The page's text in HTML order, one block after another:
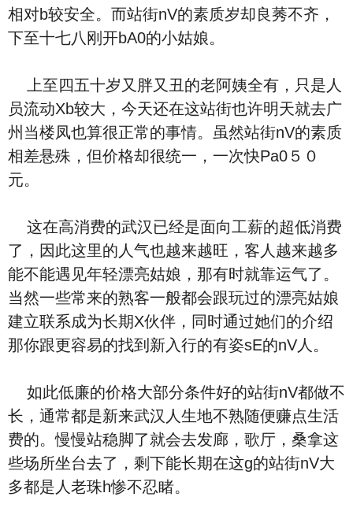
相对b较安全。而站街nV的素质岁却良莠不齐，
下至十七八刚开bA0的小姑娘。
上至四五十岁又胖又丑的老阿姨全有，只是人
员流动Xb较大，今天还在这站街也许明天就去广
州当楼凤也算很正常的事情。虽然站街nV的素质
相差悬殊，但价格却很统一，一次快Pa0５０
元。
这在高消费的武汉已经是面向工薪的超低消费
了，因此这里的人气也越来越旺，客人越来越多
能不能遇见年轻漂亮姑娘，那有时就靠运气了。
当然一些常来的熟客一般都会跟玩过的漂亮姑娘
建立联系成为长期X伙伴，同时通过她们的介绍
那你跟更容易的找到新入行的有姿sE的nV人。
如此低廉的价格大部分条件好的站街nV都做不
长，通常都是新来武汉人生地不熟随便赚点生活
费的。慢慢站稳脚了就会去发廊，歌厅，桑拿这
些场所坐台去了，剩下能长期在这g的站街nV大
多都是人老珠h惨不忍睹。